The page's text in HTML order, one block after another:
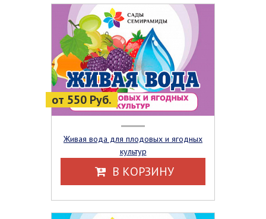
от 550 Руб.
Живая вода для плодовых и ягодных
культур
В КОРЗИНУ